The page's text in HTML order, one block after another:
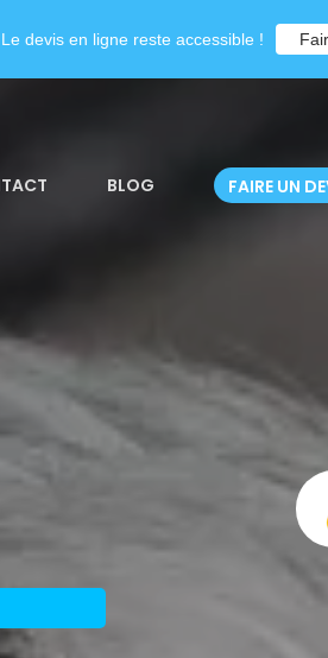
BLOG FAIRE UN
devis en ligne reste accessible !